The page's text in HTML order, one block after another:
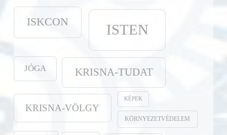
ISKCON ISTEN
JÓGA KRISNA-TUDAT
KRISNA-VÖLGY
KÉPEK
KÖRNYEZETVÉDELEM